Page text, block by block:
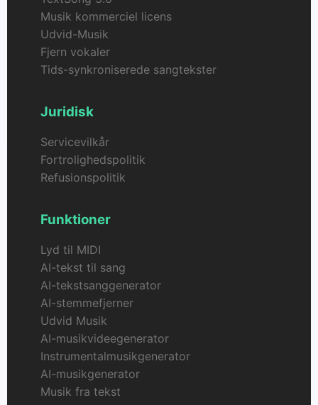
Musik kommerciel licens
Udvid-Musik
Fjern vokaler
Tids-synkroniserede sangtekster
Juridisk
Servicevilkår
Fortrolighedspolitik
Refusionspolitik
Funktioner
Lyd til MIDI
AI-tekst til sang
AI-tekstsanggenerator
AI-stemmefjerner
Udvid Musik
AI-musikvideegenerator
Instrumentalmusikgenerator
AI-musikgenerator
Musik fra tekst